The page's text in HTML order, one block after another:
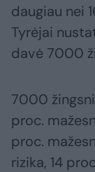
daugiau nei
Tyrėjai
davė 7000
7000
proc.
proc.
rizika, 14